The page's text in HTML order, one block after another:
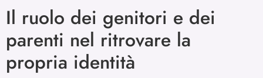
Il ruolo dei genitori e dei
parenti nel ritrovare la
propria identità